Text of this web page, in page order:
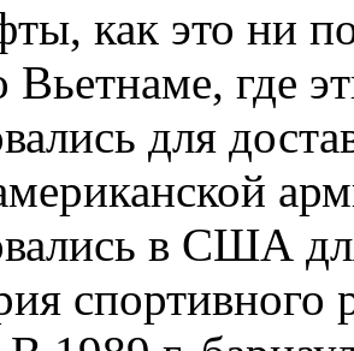
как это ни
где
для
в США
спортивного